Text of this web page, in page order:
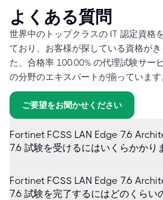
よくある質問
世界中のトップクラスの IT 認定資格
ており、お客様が探している資格が
た、合格率 100.00% の代理試験サー
の分野のエキスパートが揃っています
ご要望をお聞かせください
Fortinet FCSS LAN Edge 7.6
7.6 試験を受けるにはいくらかかり
Fortinet FCSS LAN Edge 7.6
7.6 試験を完了するにはどのくらい